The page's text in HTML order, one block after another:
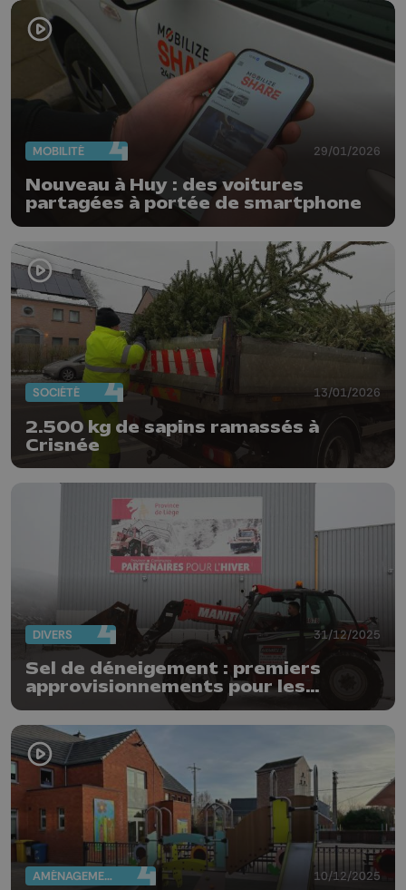
MOBILITÉ 29/01/2026
Nouveau à Huy : des voitures
partagées à portée de smartphone
SOCIÉTÉ 13/01/2026
2.500 kg de sapins ramassés à
Crisnée
DIVERS 31/12/2025
Sel de déneigement : premiers
approvisionnements pour les
AMÉNAGEMENT DU TERRITOIRE 10/12/2025